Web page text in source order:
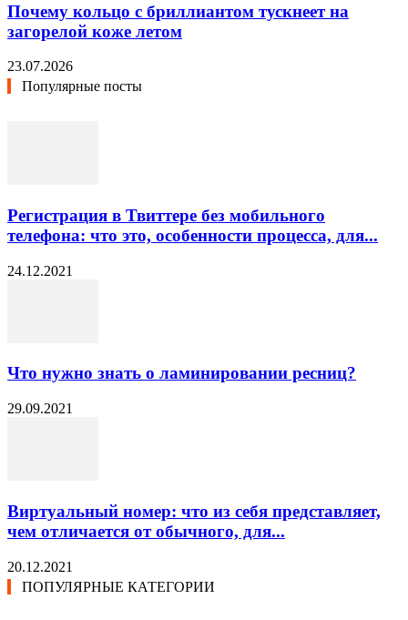
Почему кольцо с бриллиантом тускнеет на
загорелой коже летом
23.07.2026
Популярные посты
Регистрация в Твиттере без мобильного
телефона: что это, особенности процесса, для...
24.12.2021
Что нужно знать о ламинировании ресниц?
29.09.2021
Виртуальный номер: что из себя представляет,
чем отличается от обычного, для...
20.12.2021
ПОПУЛЯРНЫЕ КАТЕГОРИИ